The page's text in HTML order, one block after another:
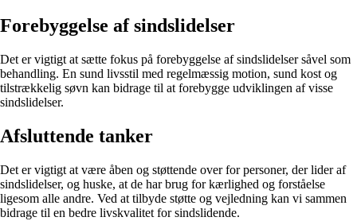
Forebyggelse af sindslidelser
Det er vigtigt at sætte fokus på forebyggelse af sindslidelser såvel som
behandling. En sund livsstil med regelmæssig motion, sund kost og
tilstrækkelig søvn kan bidrage til at forebygge udviklingen af visse
sindslidelser.
Afsluttende tanker
Det er vigtigt at være åben og støttende over for personer, der lider af
sindslidelser, og huske, at de har brug for kærlighed og forståelse
ligesom alle andre. Ved at tilbyde støtte og vejledning kan vi sammen
bidrage til en bedre livskvalitet for sindslidende.